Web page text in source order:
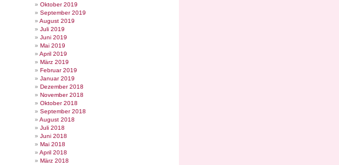
Oktober 2019
September 2019
August 2019
Juli 2019
Juni 2019
Mai 2019
April 2019
März 2019
Februar 2019
Januar 2019
Dezember 2018
November 2018
Oktober 2018
September 2018
August 2018
Juli 2018
Juni 2018
Mai 2018
April 2018
März 2018